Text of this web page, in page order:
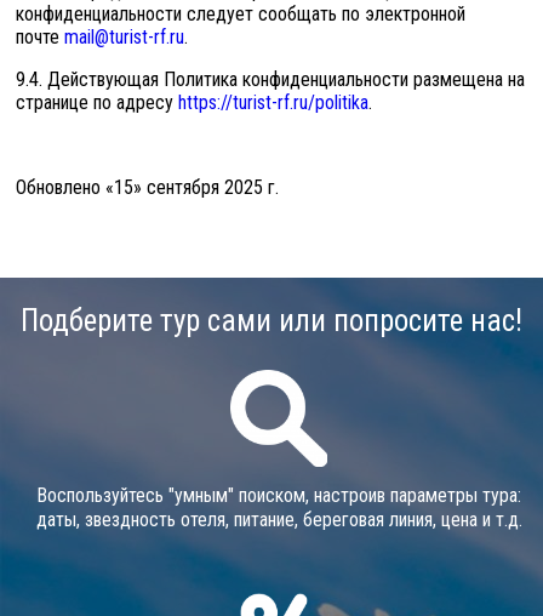
конфиденциальности следует сообщать по электронной
почтеmail@turist-rf.ru.
9.4. Действующая Политика конфиденциальности размещена на
странице по адресу https://turist-rf.ru/politika.
Обновлено «15» сентября 2025 г.
Подберите тур сами или попросите нас!
Воспользуйтесь "умным" поиском, настроив параметры тура:
даты, звездность отеля, питание, береговая линия, цена и т.д.